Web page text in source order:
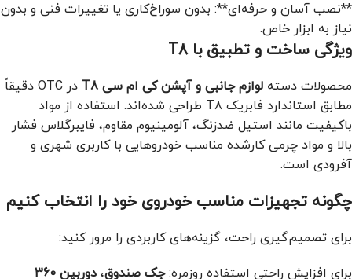
**نصب آسان و حرفه‌ای**: بدون سوراخ‌کاری یا تغییرات فنی و بدون
نیاز به ابزار خاص.
ویژگی ساخت و تطبیق با T8
محصولات دسته لوازم جانبی و آپشن کی ام سی T8
در OTC دقیقاً
مطابق استاندارد فابریک T8 طراحی شده‌اند. استفاده از مواد
باکیفیت مانند استیل ضدزنگ، آلومینیوم مقاوم، فایبرگلاس فشار
بالا و مواد چرمی کارشده مناسب خودروهایی با کاربری شهری و
آفرودی است.
چگونه تجهیزات مناسب خودروی خود را انتخاب کنیم
برای تصمیم‌گیری راحت، گزینه‌های کاربردی را مرور کنید:
برای افزایش راحتی استفاده روزمره:جک صندوق، دوربین 360